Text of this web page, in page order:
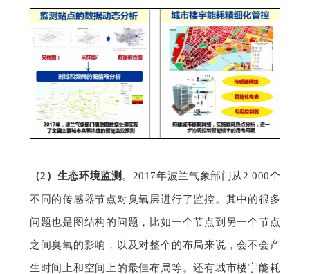
（2） 生态环境监测 。2017年波兰气象部门从2 000个
不同的传感器节点对臭氧层进行了监控。其中的很多
问题也是图结构的问题，比如一个节点到另一个节点
之间臭氧的影响，以及对整个的布局来说，会不会产
生时间上和空间上的最佳布局等。还有城市楼宇能耗